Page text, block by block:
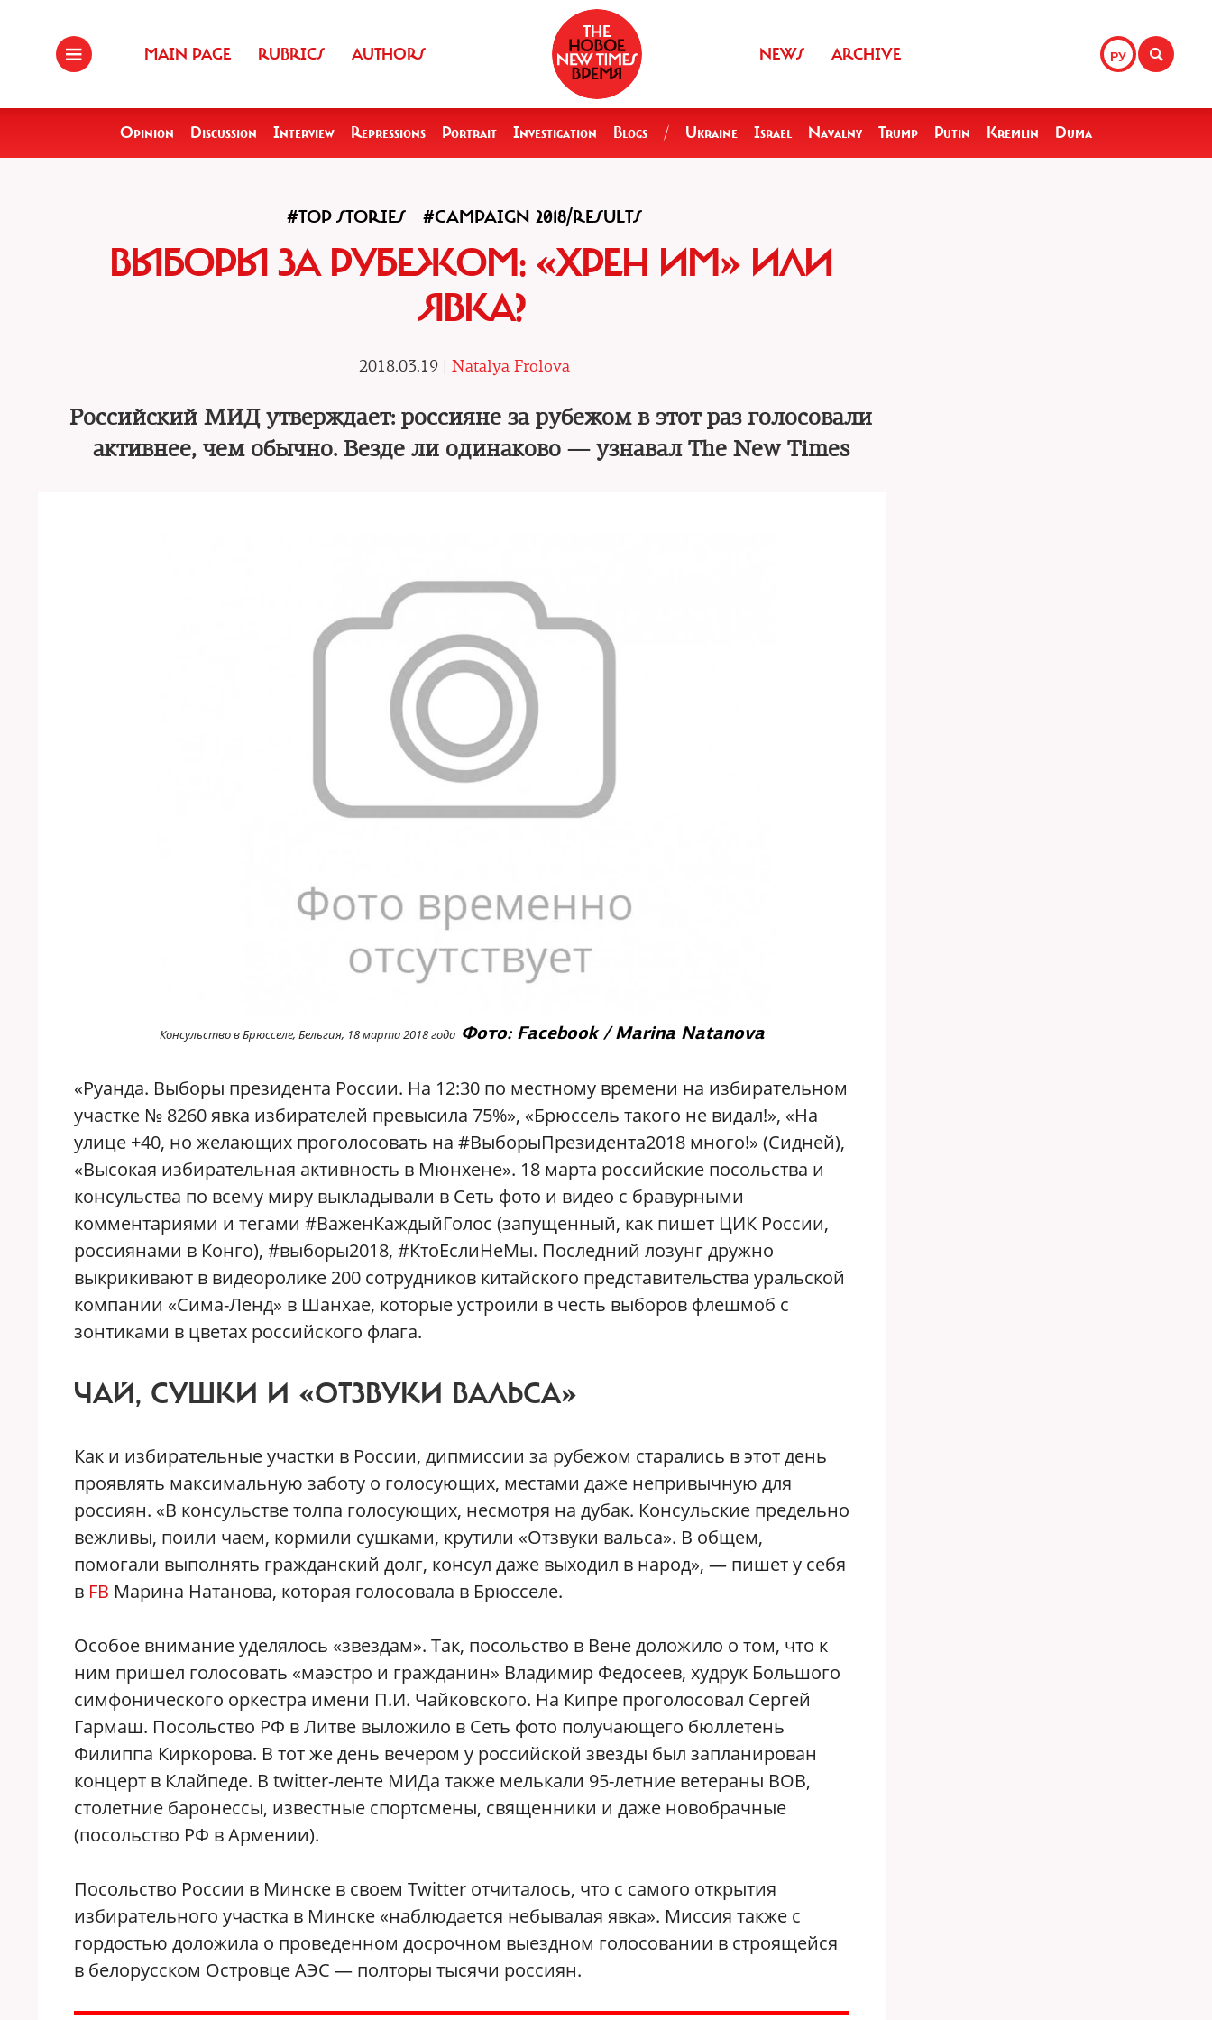
MAIN PAGE RUBRICS AUTHORS РУ
NEWS ARCHIVE
Opinion Discussion Interview Repressions Portrait Investigation Blogs / Ukraine Israel Navalny Trump Putin Kremlin Duma
#TOP STORIES #CAMPAIGN 2018/RESULTS
ВЫБОРЫ ЗА РУБЕЖОМ: «ХРЕН ИМ» ИЛИ
ЯВКА?
2018.03.19 | Natalya Frolova
Российский МИД утверждает: россияне за рубежом в этот раз голосовали
активнее, чем обычно. Везде ли одинаково — узнавал The New Times
Консульство в Брюсселе, Бельгия, 18 марта 2018 годаФото: Facebook / Marina Natanova
«Руанда. Выборы президента России. На 12:30 по местному времени на избирательном
участке № 8260 явка избирателей превысила 75%», «Брюссель такого не видал!», «На
улице +40, но желающих проголосовать на #ВыборыПрезидента2018 много!» (Сидней),
«Высокая избирательная активность в Мюнхене». 18 марта российские посольства и
консульства по всему миру выкладывали в Сеть фото и видео с бравурными
комментариями и тегами #ВаженКаждыйГолос (запущенный, как пишет ЦИК России,
россиянами в Конго), #выборы2018, #КтоЕслиНеМы. Последний лозунг дружно
выкрикивают в видеоролике 200 сотрудников китайского представительства уральской
компании «Сима-Ленд» в Шанхае, которые устроили в честь выборов флешмоб с
зонтиками в цветах российского флага.
ЧАЙ, СУШКИ И «ОТЗВУКИ ВАЛЬСА»
Как и избирательные участки в России, дипмиссии за рубежом старались в этот день
проявлять максимальную заботу о голосующих, местами даже непривычную для
россиян. «В консульстве толпа голосующих, несмотря на дубак. Консульские предельно
вежливы, поили чаем, кормили сушками, крутили «Отзвуки вальса». В общем,
помогали выполнять гражданский долг, консул даже выходил в народ», — пишет у себя
в FB Марина Натанова, которая голосовала в Брюсселе.
Особое внимание уделялось «звездам». Так, посольство в Вене доложило о том, что к
ним пришел голосовать «маэстро и гражданин» Владимир Федосеев, худрук Большого
симфонического оркестра имени П.И. Чайковского. На Кипре проголосовал Сергей
Гармаш. Посольство РФ в Литве выложило в Cеть фото получающего бюллетень
Филиппа Киркорова. В тот же день вечером у российской звезды был запланирован
концерт в Клайпеде. В twitter-ленте МИДа также мелькали 95-летние ветераны ВОВ,
столетние баронессы, известные спортсмены, священники и даже новобрачные
(посольство РФ в Армении).
Посольство России в Минске в своем Twitter отчиталось, что с самого открытия
избирательного участка в Минске «наблюдается небывалая явка». Миссия также с
гордостью доложила о проведенном досрочном выездном голосовании в строящейся
в белорусском Островце АЭС — полторы тысячи россиян.